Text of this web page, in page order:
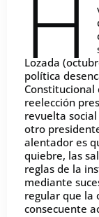
Lozada
política
Constitucional
reelección
revuelta
otro
alentador es
quiebre, las
reglas de la
mediante
regular que la
consecuente